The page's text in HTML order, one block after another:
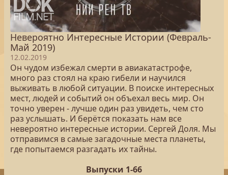
Невероятно Интересные Истории (Февраль-
Май 2019)
12.02.2019
Он чудом избежал смерти в авиакатастрофе,
много раз стоял на краю гибели и научился
выживать в любой ситуации. В поиске интересных
мест, людей и событий он объехал весь мир. Он
точно уверен - лучше один раз увидеть, чем сто
раз услышать. И берётся показать нам все
невероятно интересные истории. Сергей Доля. Мы
отправимся в самые загадочные места планеты,
где попытаемся разгадать их тайны.
Выпуски 1-66